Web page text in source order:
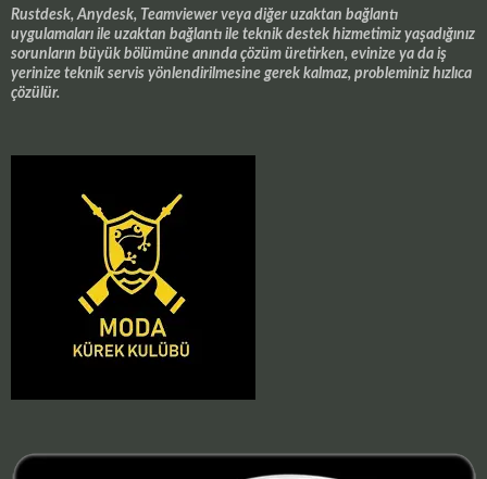
Rustdesk, Anydesk, Teamviewer veya diğer uzaktan bağlantı
uygulamaları ile uzaktan bağlantı ile teknik destek hizmetimiz yaşadığınız
sorunların büyük bölümüne anında çözüm üretirken, evinize ya da iş
yerinize teknik servis yönlendirilmesine gerek kalmaz, probleminiz hızlıca
çözülür.